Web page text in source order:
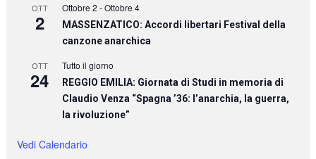
OTT
2
Ottobre 2 -Ottobre 4
MASSENZATICO: Accordi libertari Festival della
canzone anarchica
OTT
24
Tutto il giorno
REGGIO EMILIA: Giornata di Studi in memoria di
Claudio Venza “Spagna ’36: l’anarchia, la guerra,
la rivoluzione”
Vedi Calendario